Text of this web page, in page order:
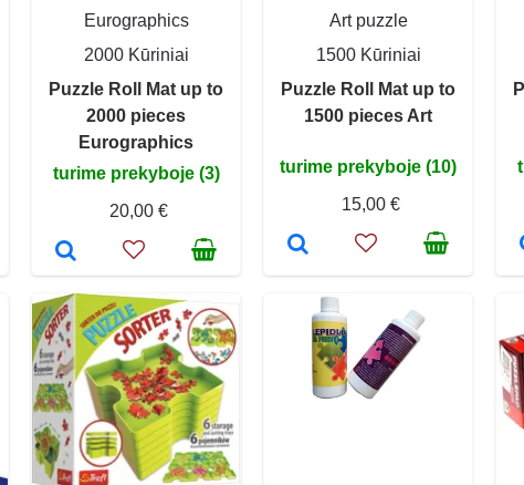
Eurographics
2000 Kūriniai
Puzzle Roll Mat up to
2000 pieces
Eurographics
turime prekyboje (3)
20,00 €
Art puzzle
1500 Kūriniai
Puzzle Roll Mat up to
1500 pieces Art
turime prekyboje (10)
15,00 €